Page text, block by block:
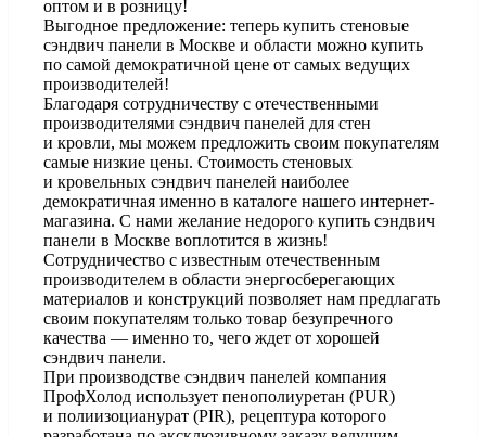
оптом и в розницу!
Выгодное предложение: теперь купить стеновые
сэндвич панели в Москве и области можно купить
по самой демократичной цене от самых ведущих
производителей!
Благодаря сотрудничеству с отечественными
производителями сэндвич панелей для стен
и кровли, мы можем предложить своим покупателям
самые низкие цены. Стоимость стеновых
и кровельных сэндвич панелей наиболее
демократичная именно в каталоге нашего интернет-
магазина. С нами желание недорого купить сэндвич
панели в Москве воплотится в жизнь!
Сотрудничество с известным отечественным
производителем в области энергосберегающих
материалов и конструкций позволяет нам предлагать
своим покупателям только товар безупречного
качества — именно то, чего ждет от хорошей
сэндвич панели.
При производстве сэндвич панелей компания
ПрофХолод использует пенополиуретан (PUR)
и полиизоцианурат (PIR), рецептура которого